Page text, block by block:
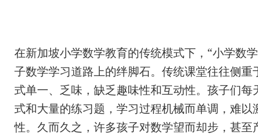
在新加坡小学数学教育的传统模式下，“小学数
子数学学习道路上的绊脚石。传统课堂往往侧
式单一、乏味，缺乏趣味性和互动性。孩子们
式和大量的练习题，学习过程机械而单调，难
性。久而久之，许多孩子对数学望而却步，甚至